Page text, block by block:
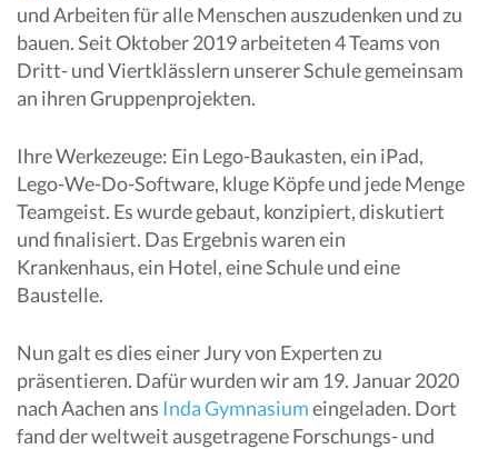
und Arbeiten für alle Menschen auszudenken und zu
bauen. Seit Oktober 2019 arbeiteten 4 Teams von
Dritt- und Viertklässlern unserer Schule gemeinsam
an ihren Gruppenprojekten.
Ihre Werkezeuge: Ein Lego-Baukasten, ein iPad,
Lego-We-Do-Software, kluge Köpfe und jede Menge
Teamgeist. Es wurde gebaut, konzipiert, diskutiert
und finalisiert. Das Ergebnis waren ein
Krankenhaus, ein Hotel, eine Schule und eine
Baustelle.
Nun galt es dies einer Jury von Experten zu
präsentieren. Dafür wurden wir am 19. Januar 2020
nach Aachen ans Inda Gymnasiumeingeladen. Dort
fand der weltweit ausgetragene Forschungs- und